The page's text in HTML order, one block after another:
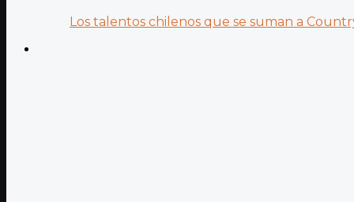
Los talentos chilenos que se suman a